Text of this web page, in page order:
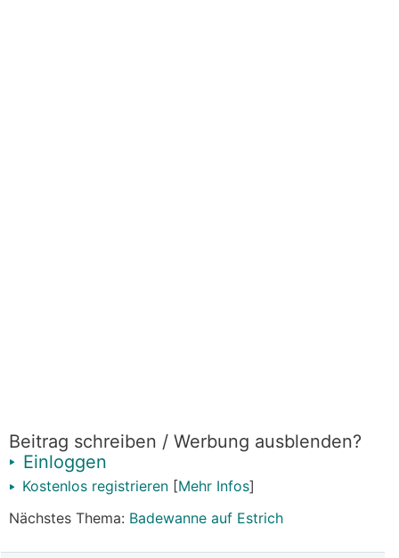
Beitrag schreiben / Werbung ausblenden?
Einloggen
Kostenlos registrieren [Mehr Infos]
Nächstes Thema: Badewanne auf Estrich